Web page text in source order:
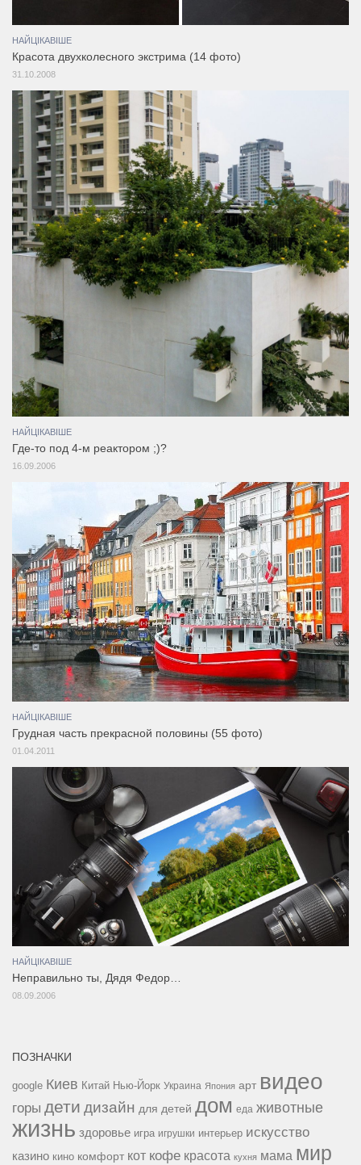
НАЙЦІКАВІШЕ
Красота двухколесного экстрима (14 фото)
31.10.2008
НАЙЦІКАВІШЕ
Где-то под 4-м реактором ;)?
16.09.2006
НАЙЦІКАВІШЕ
Грудная часть прекрасной половины (55 фото)
01.04.2011
НАЙЦІКАВІШЕ
Неправильно ты, Дядя Федор…
08.09.2006
ПОЗНАЧКИ
google Киев Китай Нью-Йорк Украина Япония арт видео
горы дети дизайн для детей дом еда животные
жизнь здоровье игра игрушки интерьер искусство
казино кино комфорт кот кофе красота кухня мама мир